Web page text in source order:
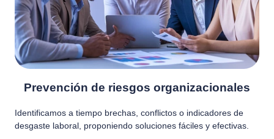
Prevención de riesgos organizacionales
Identificamos a tiempo brechas, conflictos o indicadores de
desgaste laboral, proponiendo soluciones fáciles y efectivas.